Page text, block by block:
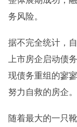
务风险。
据不完全统计，
上市房企启动债
现债务重组的寥
努力自救的房企。
随着最大的一只